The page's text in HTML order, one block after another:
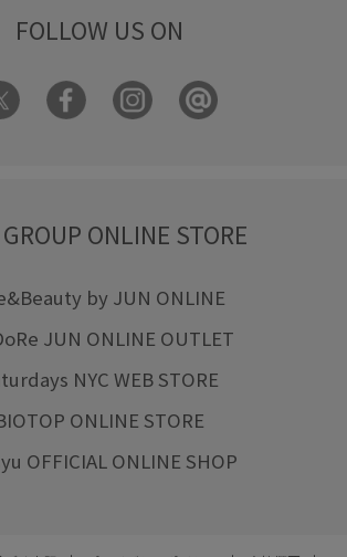
FOLLOW US ON
ONLINE STORE
by JUN ONLINE
JUN ONLINE OUTLET
NYC WEB STORE
ONLINE STORE
OFFICIAL ONLINE SHOP